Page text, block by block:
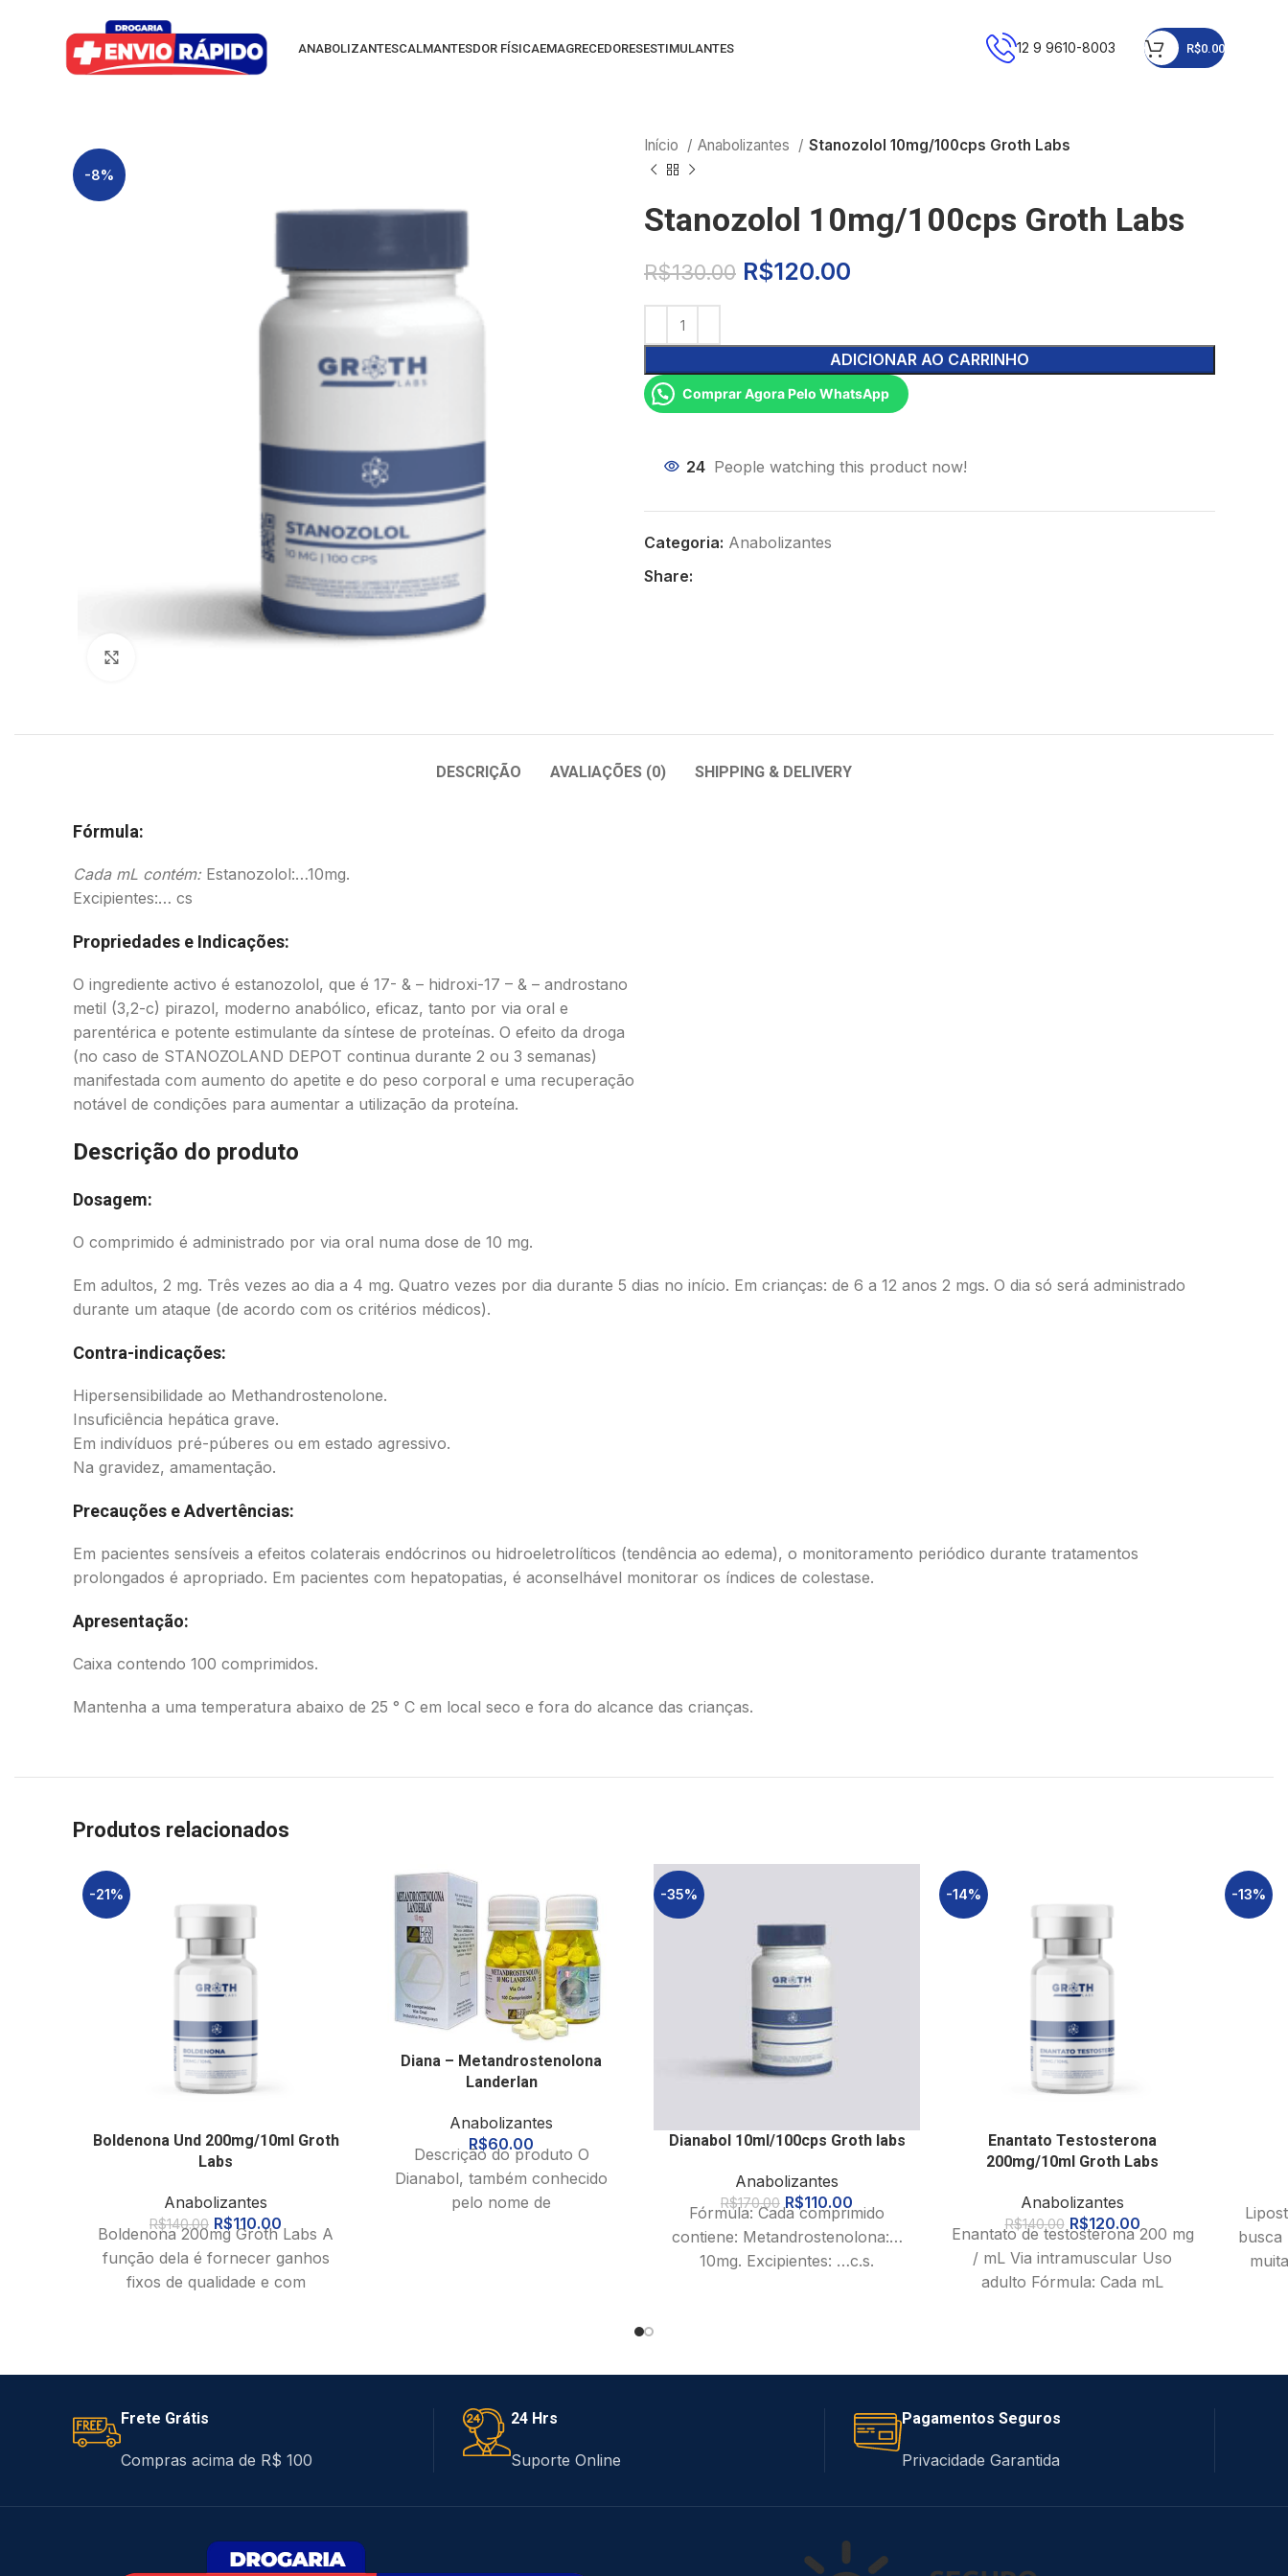
ANABOLIZANTESCALMANTESDOR FÍSICAEMAGRECEDORESESTIMULANTES 12 9 9610-8003 R$0.00
-8%
Início Anabolizantes Stanozolol 10mg/100cps Groth Labs
Stanozolol 10mg/100cps Groth Labs
R$130.00 R$120.00
ADICIONAR AO CARRINHO
Comprar Agora Pelo WhatsApp
24 People watching this product now!
Categoria: Anabolizantes
Share:
DESCRIÇÃO AVALIAÇÕES (0) SHIPPING & DELIVERY
Fórmula:
Cada mL contém: Estanozolol:…10mg.
Excipientes:… cs
Propriedades e Indicações:
O ingrediente activo é estanozolol, que é 17- & – hidroxi-17 – & – androstano
metil (3,2-c) pirazol, moderno anabólico, eficaz, tanto por via oral e
parentérica e potente estimulante da síntese de proteínas. O efeito da droga
(no caso de STANOZOLAND DEPOT continua durante 2 ou 3 semanas)
manifestada com aumento do apetite e do peso corporal e uma recuperação
notável de condições para aumentar a utilização da proteína.
Descrição do produto
Dosagem:
O comprimido é administrado por via oral numa dose de 10 mg.
Em adultos, 2 mg. Três vezes ao dia a 4 mg. Quatro vezes por dia durante 5 dias no início. Em crianças: de 6 a 12 anos 2 mgs. O dia só será administrado
durante um ataque (de acordo com os critérios médicos).
Contra-indicações:
Hipersensibilidade ao Methandrostenolone.
Insuficiência hepática grave.
Em indivíduos pré-púberes ou em estado agressivo.
Na gravidez, amamentação.
Precauções e Advertências:
Em pacientes sensíveis a efeitos colaterais endócrinos ou hidroeletrolíticos (tendência ao edema), o monitoramento periódico durante tratamentos
prolongados é apropriado. Em pacientes com hepatopatias, é aconselhável monitorar os índices de colestase.
Apresentação:
Caixa contendo 100 comprimidos.
Mantenha a uma temperatura abaixo de 25 ° C em local seco e fora do alcance das crianças.
Produtos relacionados
-21%
Boldenona Und 200mg/10ml Groth
Labs
Anabolizantes
R$140.00 R$110.00
Boldenona 200mg Groth Labs A
função dela é fornecer ganhos
fixos de qualidade e com
Diana – Metandrostenolona
Landerlan
Anabolizantes
R$60.00
Descrição do produto O
Dianabol, também conhecido
pelo nome de
-35%
Dianabol 10ml/100cps Groth labs
Anabolizantes
R$170.00 R$110.00
Fórmula: Cada comprimido
contiene: Metandrostenolona:…
10mg. Excipientes: …c.s.
androgênicas, cuja
-14%
Enantato Testosterona
200mg/10ml Groth Labs
Anabolizantes
R$140.00 R$120.00
Enantato de testosterona 200 mg
/ mL Via intramuscular Uso
adulto Fórmula: Cada mL
-13%
busca
Frete Grátis
Compras acima de R$ 100
24 Hrs
Suporte Online
Pagamentos Seguros
Privacidade Garantida